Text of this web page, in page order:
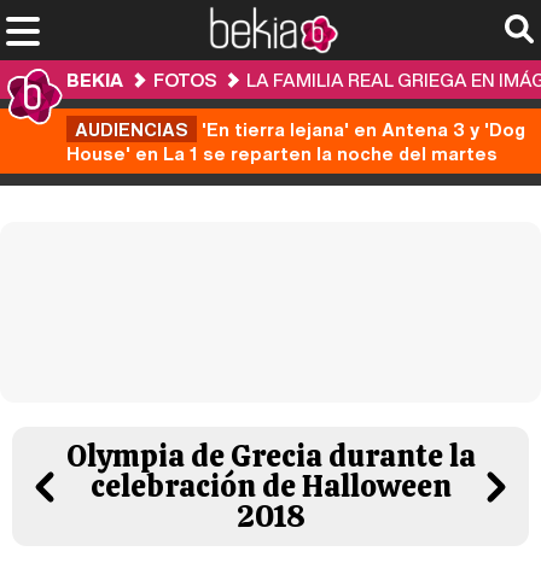
BEKIA FOTOS
LA FAMILIA REAL GRIEGA EN
AUDIENCIAS 'En tierra lejana' en Antena 3 y 'Dog
House' en La 1 se reparten la noche del martes
Olympia de Grecia durante la
celebración de Halloween
2018